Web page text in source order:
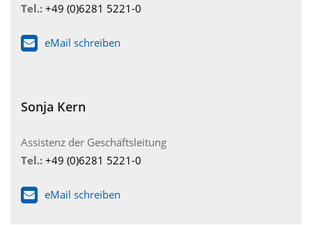
Tel.: +49 (0)6281 5221-0
eMail schreiben
Sonja Kern
Assistenz der Geschäftsleitung
Tel.: +49 (0)6281 5221-0
eMail schreiben